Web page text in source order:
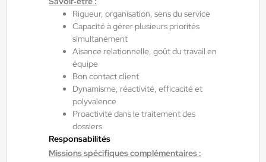
Rigueur, organisation, sens du service
Capacité à gérer plusieurs priorités
simultanément
Aisance relationnelle, goût du travail en
équipe
Bon contact client
Dynamisme, réactivité, efficacité et
polyvalence
Proactivité dans le traitement des
dossiers
Responsabilités
Missions spécifiques complémentaires :
15,00 €/h - 17,00 €/h
Au: 31/10/26
Yes ! Pamiers
Préparateur de commandes H/F/X
Auterive , France
Interim
12,31 €/h